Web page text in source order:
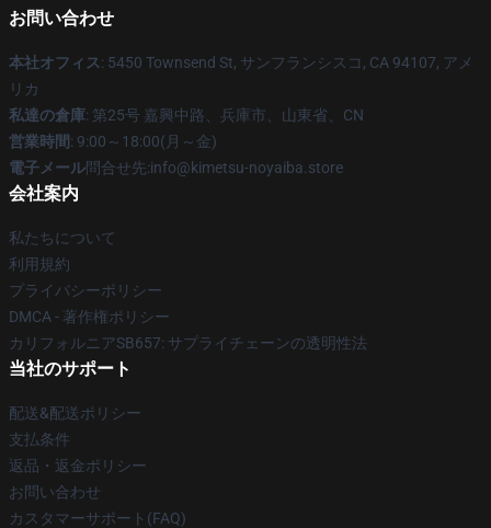
お問い合わせ
本社オフィス: 5450 Townsend St, サンフランシスコ, CA 94107, アメ
リカ
私達の倉庫: 第25号 嘉興中路、兵庫市、山東省、CN
営業時間: 9:00～18:00(月～金)
電子メール問合せ先:info@kimetsu-noyaiba.store
会社案内
私たちについて
利用規約
プライバシーポリシー
DMCA - 著作権ポリシー
カリフォルニアSB657: サプライチェーンの透明性法
当社のサポート
配送&配送ポリシー
支払条件
返品・返金ポリシー
お問い合わせ
カスタマーサポート(FAQ)